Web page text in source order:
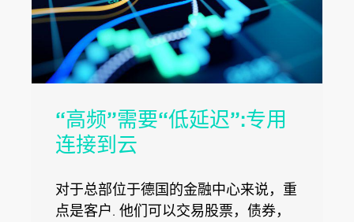
“高频”需要“低延迟”:专用
连接到云
对于总部位于德国的金融中心来说，重
点是客户. 他们可以交易股票，债券，